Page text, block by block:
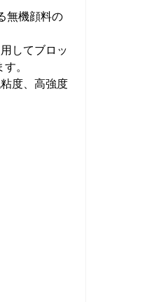
無機顔料の
してブロッ
。
度、高強度